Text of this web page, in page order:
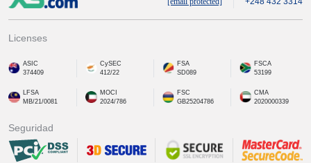
Licenses
ASIC
374409
CySEC
412/22
FSA
SD089
FSCA
53199
LFSA
MB/21/0081
MOCI
2024/786
FSC
GB25204786
CMA
2020000339
Seguridad